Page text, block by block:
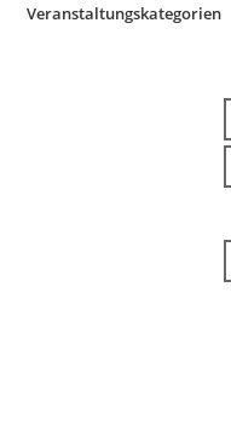
Veranstaltungskategorien